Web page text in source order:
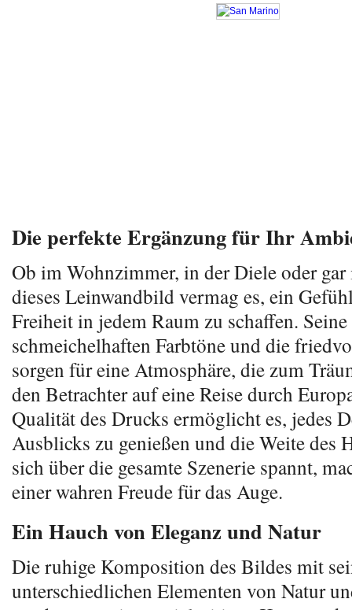
Die perfekte Ergänzung für Ihr
Ob im Wohnzimmer, in der Diele oder
dieses Leinwandbild vermag es, ein
Freiheit in jedem Raum zu schaffen. Seine
schmeichelhaften Farbtöne und die
sorgen für eine Atmosphäre, die zum
den Betrachter auf eine Reise durch
Qualität des Drucks ermöglicht es, jedes
Ausblicks zu genießen und die Weite des
sich über die gesamte Szenerie spannt,
einer wahren Freude für das Auge.
Ein Hauch von Eleganz und Natur
Die ruhige Komposition des Bildes mit
unterschiedlichen Elementen von Natur